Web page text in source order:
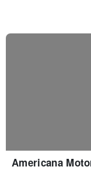
Americana